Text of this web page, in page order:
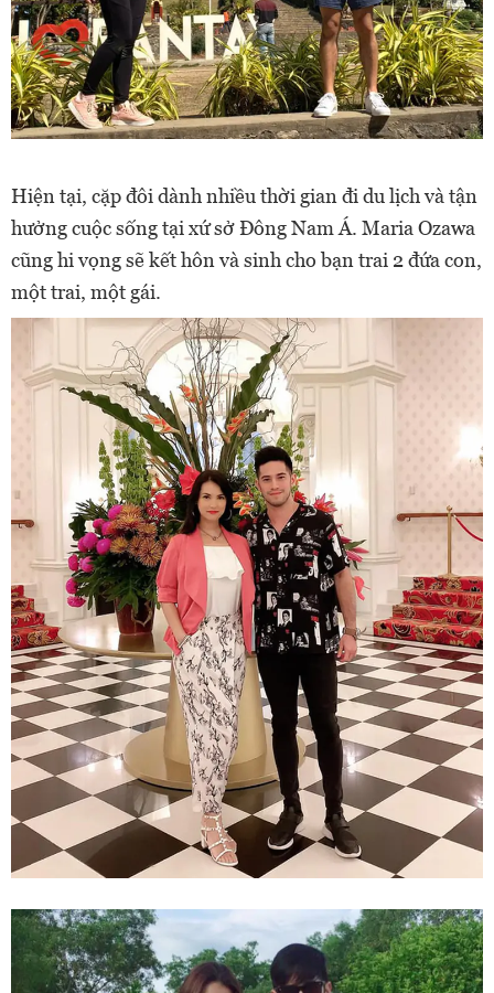
Hiện tại, cặp đôi dành nhiều thời gian đi du lịch và tận
hưởng cuộc sống tại xứ sở Đông Nam Á. Maria Ozawa
cũng hi vọng sẽ kết hôn và sinh cho bạn trai 2 đứa con,
một trai, một gái.